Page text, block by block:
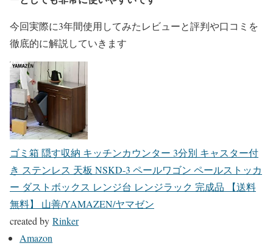
今回実際に3年間使用してみたレビューと評判や口コミを
徹底的に解説していきます
ゴミ箱 隠す収納 キッチンカウンター 3分別 キャスター付
き ステンレス 天板 NSKD-3 ペールワゴン ペールストッカ
ー ダストボックス レンジ台 レンジラック 完成品 【送料
無料】 山善/YAMAZEN/ヤマゼン
created by Rinker
Amazon